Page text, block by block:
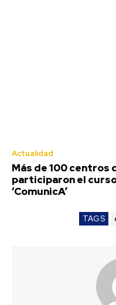
Actualidad
Más de 100 centros
participaron el
‘ComunicA’
TAGS